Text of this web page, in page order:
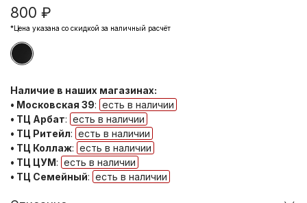
800 ₽
*Цена указана со скидкой за наличный расчёт
Наличие в наших магазинах:
• Московская 39: есть в наличии
• ТЦ Арбат: есть в наличии
• ТЦ Ритейл: есть в наличии
• ТЦ Коллаж: есть в наличии
• ТЦ ЦУМ: есть в наличии
• ТЦ Семейный: есть в наличии